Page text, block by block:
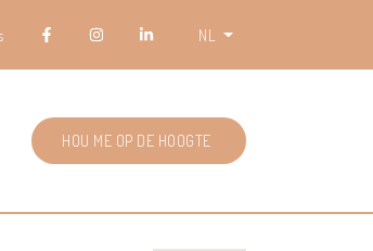
NL
HOU ME OP DE HOOGTE